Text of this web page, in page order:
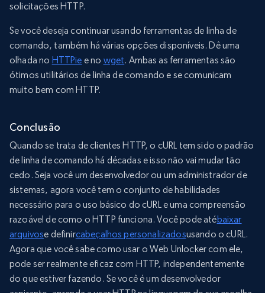
solicitações HTTP.
Se você deseja continuar usando ferramentas de linha de
comando, também há várias opções disponíveis. Dê uma
olhada no HTTPie e no wget. Ambas as ferramentas são
ótimos utilitários de linha de comando e se comunicam
muito bem com HTTP.
Conclusão
Quando se trata de clientes HTTP, o cURL tem sido o padrão
de linha de comando há décadas e isso não vai mudar tão
cedo. Seja você um desenvolvedor ou um administrador de
sistemas, agora você tem o conjunto de habilidades
necessário para o uso básico do cURL e uma compreensão
razoável de como o HTTP funciona. Você pode atébaixar
arquivose definircabeçalhos personalizadosusando o cURL.
Agora que você sabe como usar o Web Unlocker com ele,
pode ser realmente eficaz com HTTP, independentemente
do que estiver fazendo. Se você é um desenvolvedor